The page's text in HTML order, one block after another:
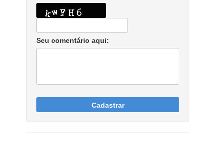
Seu comentário aqui:
Cadastrar